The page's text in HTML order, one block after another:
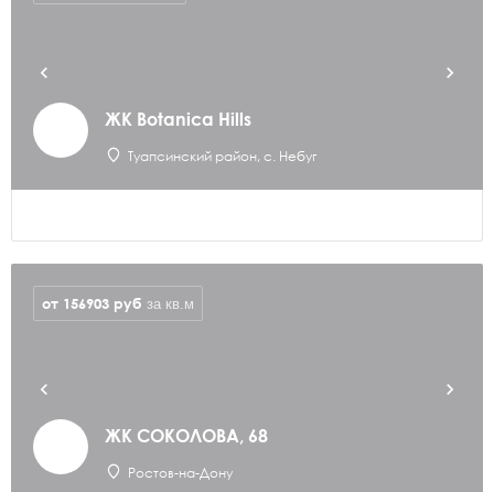
ЖК Botanica Hills
Туапсинский район, с. Небуг
ЖК СОКОЛОВА, 68
Ростов-на-Дону
от 156903 руб за кв.м